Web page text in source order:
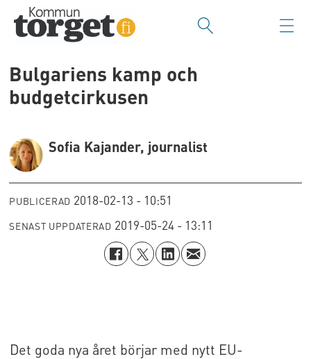
Bulgariens kamp och
budgetcirkusen
Sofia Kajander, journalist
PUBLICERAD 2018-02-13 - 10:51
SENAST UPPDATERAD 2019-05-24 - 13:11
Det goda nya året börjar med nytt EU-